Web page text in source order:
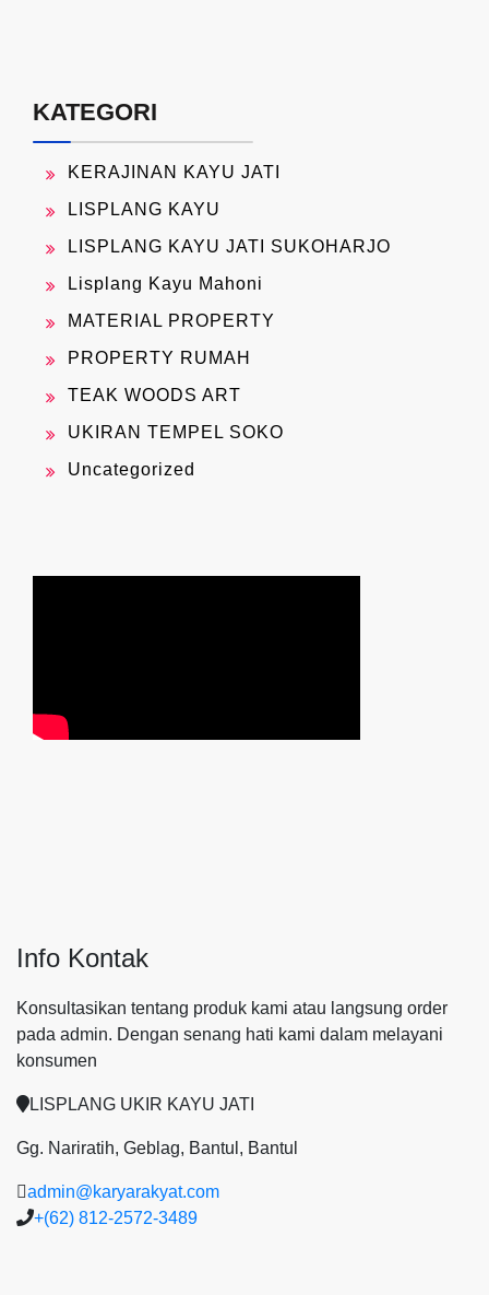
KATEGORI
KERAJINAN KAYU JATI
LISPLANG KAYU
LISPLANG KAYU JATI SUKOHARJO
Lisplang Kayu Mahoni
MATERIAL PROPERTY
PROPERTY RUMAH
TEAK WOODS ART
UKIRAN TEMPEL SOKO
Uncategorized
Info Kontak
Konsultasikan tentang produk kami atau langsung order
pada admin. Dengan senang hati kami dalam melayani
konsumen
LISPLANG UKIR KAYU JATI
Gg. Nariratih, Geblag, Bantul, Bantul
admin@karyarakyat.com
+(62) 812-2572-3489